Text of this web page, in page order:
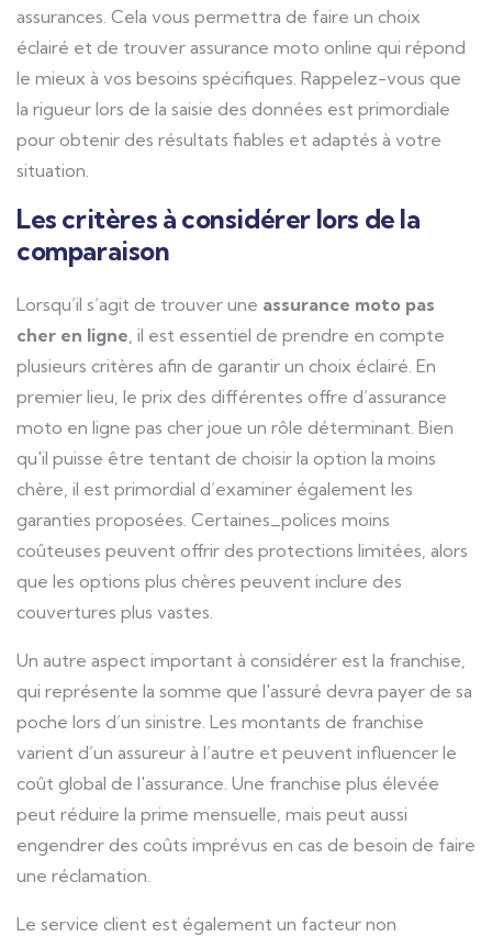
assurances. Cela vous permettra de faire un choix
éclairé et de trouver assurance moto online qui répond
le mieux à vos besoins spécifiques. Rappelez-vous que
la rigueur lors de la saisie des données est primordiale
pour obtenir des résultats fiables et adaptés à votre
situation.
Les critères à considérer lors de la
comparaison
Lorsqu’il s’agit de trouver une assurance moto pas
cher en ligne, il est essentiel de prendre en compte
plusieurs critères afin de garantir un choix éclairé. En
premier lieu, le prix des différentes offre d’assurance
moto en ligne pas cher joue un rôle déterminant. Bien
qu'il puisse être tentant de choisir la option la moins
chère, il est primordial d’examiner également les
garanties proposées. Certaines_polices moins
coûteuses peuvent offrir des protections limitées, alors
que les options plus chères peuvent inclure des
couvertures plus vastes.
Un autre aspect important à considérer est la franchise,
qui représente la somme que l'assuré devra payer de sa
poche lors d’un sinistre. Les montants de franchise
varient d’un assureur à l’autre et peuvent influencer le
coût global de l'assurance. Une franchise plus élevée
peut réduire la prime mensuelle, mais peut aussi
engendrer des coûts imprévus en cas de besoin de faire
une réclamation.
Le service client est également un facteur non